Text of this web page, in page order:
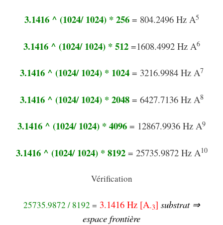
3.1416 ^ (1024/ 1024) * 256= 804.2496 Hz A5
3.1416 ^ (1024/ 1024) * 512=1608.4992 Hz A6
3.1416 ^ (1024/ 1024) * 1024= 3216.9984 Hz A7
3.1416 ^ (1024/ 1024) * 2048= 6427.7136 Hz A8
3.1416 ^ (1024/ 1024) * 4096 = 12867.9936 Hz A9
3.1416 ^ (1024/ 1024) * 8192= 25735.9872 Hz A10
Vérification
25735.9872 / 8192 = 3.1416 Hz [A-3] substrat ⇒
espace frontière